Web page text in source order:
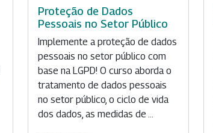
Proteção de Dados
Pessoais no Setor Público
Implemente a proteção de dados
pessoais no setor público com
base na LGPD! O curso aborda o
tratamento de dados pessoais
no setor público, o ciclo de vida
dos dados, as medidas de ...